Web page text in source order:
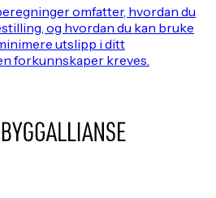
omfatter, hvordan du
og hvordan du kan bruke
utslipp i ditt
forkunnskaper kreves.